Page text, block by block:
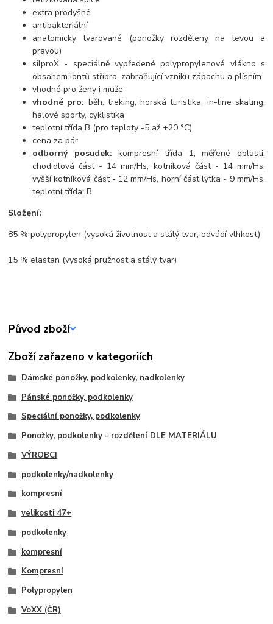
extra prodyšné
antibakteriální
anatomicky tvarované (ponožky rozděleny na levou a
pravou)
silproX - speciálně vypředené polypropylenové vlákno s
obsahem iontů stříbra, zabraňující vzniku zápachu a plísním
vhodné pro ženy i muže
vhodné pro: běh, treking, horská turistika, in-line skating,
halové sporty, cyklistika
teplotní třída B (pro teploty -5 až +20 °C)
cena za pár
odborný posudek: kompresní třída 1, měřené oblasti:
chodidlová část - 14 mm/Hs, kotníková část - 14 mm/Hs,
vyšší kotníková část - 12 mm/Hs, horní část lýtka - 9 mm/Hs,
teplotní třída: B
Složení:
85 % polypropylen (vysoká životnost a stálý tvar, odvádí vlhkost)
15 % elastan (vysoká pružnost a stálý tvar)
Původ zboží
Zboží zařazeno v kategoriích
Dámské ponožky, podkolenky, nadkolenky
Pánské ponožky, podkolenky
Speciální ponožky, podkolenky
Ponožky, podkolenky - rozdělení DLE MATERIÁLU
VÝROBCI
podkolenky/nadkolenky
kompresní
velikosti 47+
podkolenky
kompresní
Kompresní
Polypropylen
VoXX (ČR)